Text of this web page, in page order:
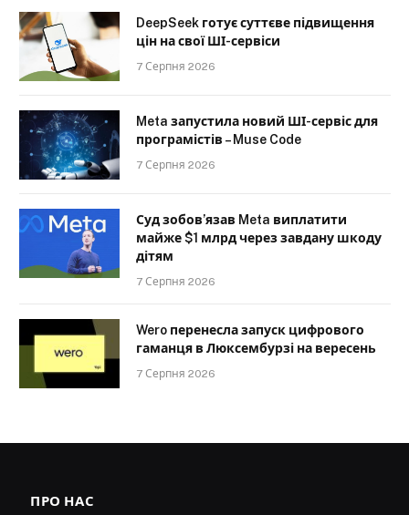
DeepSeek готує суттєве підвищення
цін на свої ШІ-сервіси
7 Серпня 2026
Meta запустила новий ШІ-сервіс для
програмістів – Muse Code
7 Серпня 2026
Суд зобов’язав Meta виплатити
майже $1 млрд через завдану шкоду
дітям
7 Серпня 2026
Wero перенесла запуск цифрового
гаманця в Люксембурзі на вересень
7 Серпня 2026
ПРО НАС